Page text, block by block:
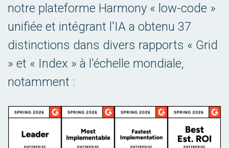
notre plateforme Harmony « low-code »
unifiée et intégrant l'IA a obtenu 37
distinctions dans divers rapports « Grid
» et « Index » à l'échelle mondiale,
notamment :